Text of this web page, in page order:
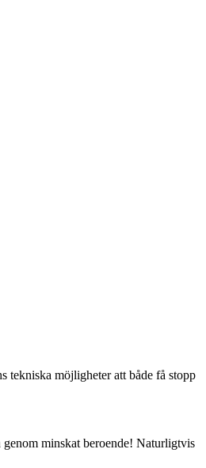
tekniska möjligheter att både få stopp
genom minskat beroende! Naturligtvis